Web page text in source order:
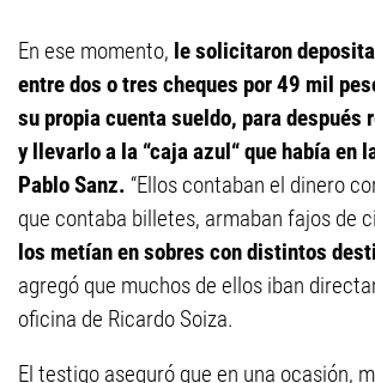
En ese momento, le solicitaron
entre dos o tres cheques por 49 mil
su propia cuenta sueldo, para después
y llevarlo a la “caja azul“ que había en
Pablo Sanz. “Ellos contaban el dinero
que contaba billetes, armaban fajos de
los metían en sobres con distintos
agregó que muchos de ellos iban
oficina de Ricardo Soiza.
El testigo aseguró que en una ocasión,